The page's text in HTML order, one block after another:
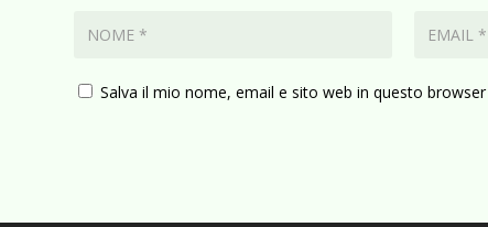
Salva il mio nome, email e sito web in questo